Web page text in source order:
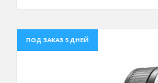
ПОД ЗАКАЗ 5 ДНЕЙ